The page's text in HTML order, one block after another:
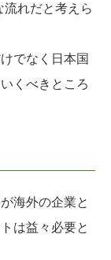
流れだと考えら
でなく日本国
くべきところ
海外の企業と
は益々必要と